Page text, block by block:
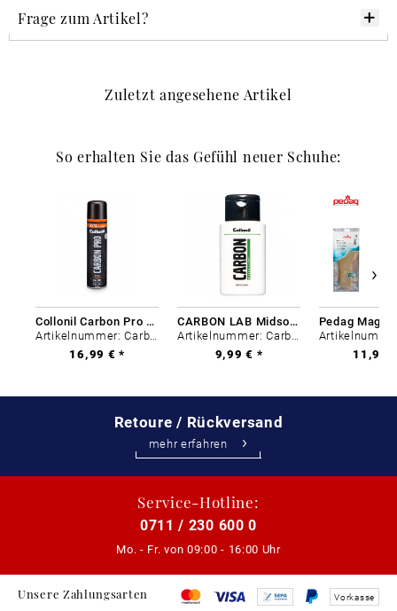
Frage zum Artikel?
Zuletzt angesehene Artikel
So erhalten Sie das Gefühl neuer Schuhe:
Collonil Carbon Pro 400 ml
16,99 € *
CARBON LAB Midsole Cleaner
9,99 € *
11,99
Retoure / Rückversand
mehr erfahren
Service-Hotline:
0711 / 230 600 0
Mo. - Fr. von 09:00 - 16:00 Uhr
Unsere Zahlungsarten Vorkasse